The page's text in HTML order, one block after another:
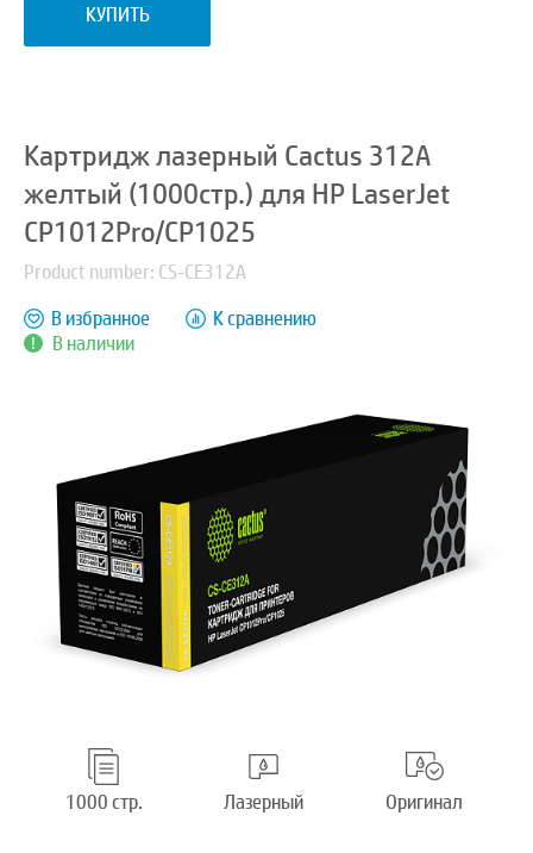
КУПИТЬ
Картридж лазерный Cactus 312A
желтый (1000стр.) для HP LaserJet
CP1012Pro/CP1025
Product number: CS-CE312A
В наличии
В избранное К сравнению
1000 стр. Лазерный Оригинал